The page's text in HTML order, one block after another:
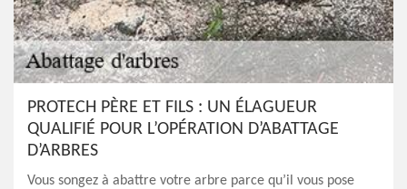
PROTECH PÈRE ET FILS : UN ÉLAGUEUR
QUALIFIÉ POUR L’OPÉRATION D’ABATTAGE
D’ARBRES
Vous songez à abattre votre arbre parce qu’il vous pose